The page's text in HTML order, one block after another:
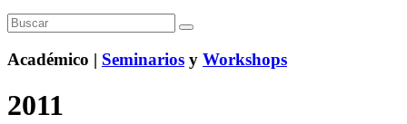
Académico | Seminarios y Workshops
2011